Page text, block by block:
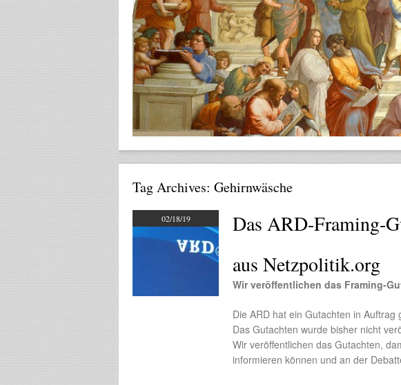
Tag Archives: Gehirnwäsche
02/18/19
Das ARD-Framing-
aus Netzpolitik.org
Wir veröffentlichen das Framing-
Die ARD hat ein Gutachten in
Das Gutachten wurde bisher nicht
Wir veröffentlichen das Gutachten,
informieren können und an der